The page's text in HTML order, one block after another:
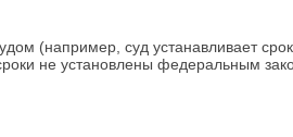
(например, суд устанавливает
не установлены федеральным